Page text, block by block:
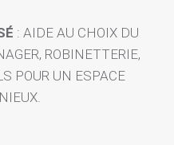
: AIDE AU CHOIX DU
ROBINETTERIE,
POUR UN ESPACE